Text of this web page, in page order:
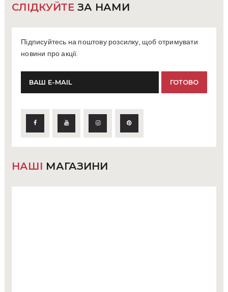
СЛІДКУЙТЕ ЗА НАМИ
Підписуйтесь на поштову розсилку, щоб отримувати
новини про акції.
НАШІ МАГАЗИНИ